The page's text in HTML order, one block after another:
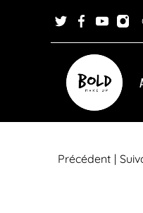
Précédent |